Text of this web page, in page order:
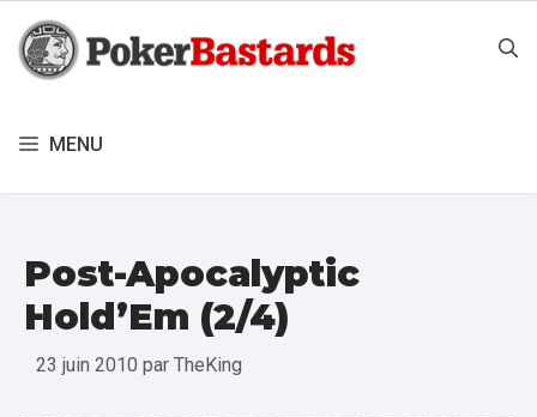
contenu
MENU
Post-Apocalyptic
Hold’Em (2/4)
23 juin 2010 par TheKing